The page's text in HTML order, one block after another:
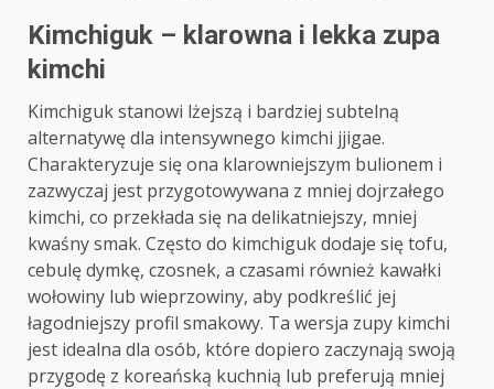
Kimchiguk – klarowna i lekka zupa
kimchi
Kimchiguk stanowi lżejszą i bardziej subtelną
alternatywę dla intensywnego kimchi jjigae.
Charakteryzuje się ona klarowniejszym bulionem i
zazwyczaj jest przygotowywana z mniej dojrzałego
kimchi, co przekłada się na delikatniejszy, mniej
kwaśny smak. Często do kimchiguk dodaje się tofu,
cebulę dymkę, czosnek, a czasami również kawałki
wołowiny lub wieprzowiny, aby podkreślić jej
łagodniejszy profil smakowy. Ta wersja zupy kimchi
jest idealna dla osób, które dopiero zaczynają swoją
przygodę z koreańską kuchnią lub preferują mniej